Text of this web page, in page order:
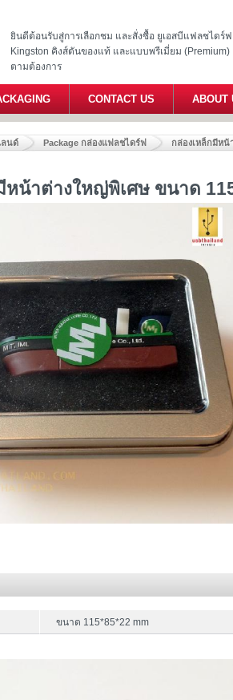
ยินดีต้อนรับสู่การเลือกชม และสั่งซื้อ ยูเอสบีแฟลชไดร์
Kingston คิงส์ตันของแท้ และแบบพรีเมี่ยม
ตามต้องการ
CONTACT US ABOUT
ลนด์ Package กล่องแฟลชไดร์ฟ กล่องเหล็กมีหน้
หน้าต่างใหญ่พิเศษ ขนาด
ขนาด 115*85*22 mm